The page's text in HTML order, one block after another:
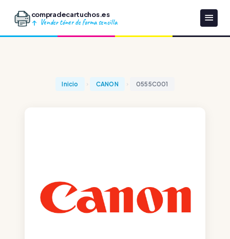
compradecartuchos.es
Vender tóner de forma sencilla
Inicio CANON 0555C001